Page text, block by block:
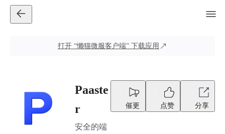
打开 “懒猫微服客户端” 下载应用
Paaste
r
安全的端
催更 点赞 分享